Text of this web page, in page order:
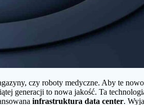
czy roboty medyczne. Aby te
generacji to nowa jakość. Ta
infrastruktura data center.